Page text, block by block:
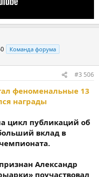
Команда форума
#3 506
феноменальные 13
награды
цикл публикаций об
вклад в
Александр
поучаствовал